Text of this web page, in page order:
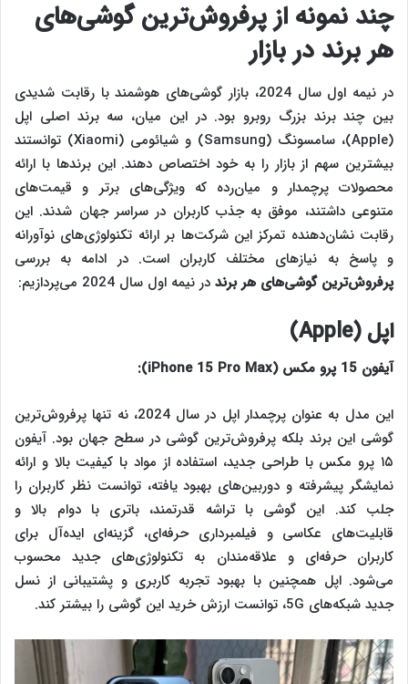
چند نمونه ازپرفروش‌ترین گوشی‌های
هر برند در بازار
در نیمه اول سال 2024، بازار گوشی‌های هوشمند با رقابت شدیدی
بین چند برند بزرگ روبرو بود. در این میان، سه برند اصلی اپل
(Apple)، سامسونگ (Samsung) و شیائومی (Xiaomi) توانستند
بیشترین سهم از بازار را به خود اختصاص دهند. این برندها با ارائه
محصولات پرچمدار و میان‌رده که ویژگی‌های برتر و قیمت‌های
متنوعی داشتند، موفق به جذب کاربران در سراسر جهان شدند. این
رقابت نشان‌دهنده تمرکز این شرکت‌ها بر ارائه تکنولوژی‌های نوآورانه
و پاسخ به نیازهای مختلف کاربران است. در ادامه به بررسی
پرفروش‌ترین گوشی‌های هر برند در نیمه اول سال 2024 می‌پردازیم:
اپل (Apple
)
آیفون 15 پرو مکس ( iPhone 15 Pro Max
):
این مدل به عنوان پرچمدار اپل در سال 2024، نه تنها پرفروش‌ترین
گوشی این برند بلکه پرفروش‌ترین گوشی در سطح جهان بود. آیفون
۱۵ پرو مکس با طراحی جدید، استفاده از مواد با کیفیت بالا و ارائه
نمایشگر پیشرفته و دوربین‌های بهبود یافته، توانست نظر کاربران را
جلب کند. این گوشی با تراشه‌ قدرتمند، باتری با دوام بالا و
قابلیت‌های عکاسی و فیلمبرداری حرفه‌ای، گزینه‌ای ایده‌آل برای
کاربران حرفه‌ای و علاقه‌مندان به تکنولوژی‌های جدید محسوب
می‌شود. اپل همچنین با بهبود تجربه کاربری و پشتیبانی از نسل
جدید شبکه‌های 5G، توانست ارزش خرید این گوشی را بیشتر کند​.